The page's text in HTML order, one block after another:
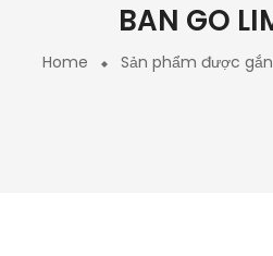
BAN GO
Home Sản phẩm được